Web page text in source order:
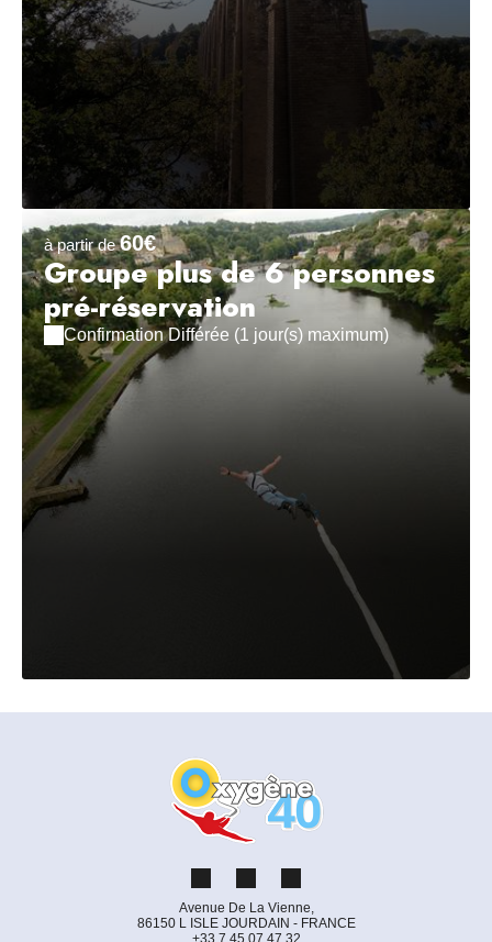
à partir de 60€
Groupe plus de 6 personnes
pré-réservation
Confirmation Différée (1 jour(s) maximum)
Avenue De La Vienne,
86150 L ISLE JOURDAIN - FRANCE
+33 7 45 07 47 32